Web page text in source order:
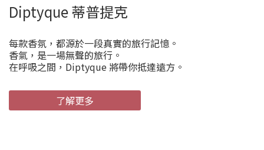
Diptyque 蒂普提克
每款香氛，都源於一段真實的旅行記憶。
香氣，是一場無聲的旅行。
在呼吸之間，Diptyque 將帶你抵達遠方。
了解更多